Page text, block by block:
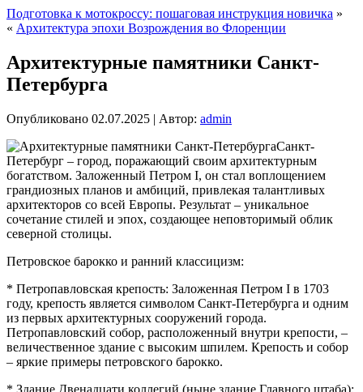
Подготовка к мотокроссу: пошаговая инструкция новичка »
« Архитектура эпохи Возрождения во Флоренции
Архитектурные памятники Санкт-
Петербурга
Опубликовано 02.07.2025 | Автор: admin
Санкт-
Петербург – город, поражающий своим архитектурным
богатством. Заложенный Петром I, он стал воплощением
грандиозных планов и амбиций, привлекая талантливых
архитекторов со всей Европы. Результат – уникальное
сочетание стилей и эпох, создающее неповторимый облик
северной столицы.
Петровское барокко и ранний классицизм:
* Петропавловская крепость: Заложенная Петром I в 1703
году, крепость является символом Санкт-Петербурга и одним
из первых архитектурных сооружений города.
Петропавловский собор, расположенный внутри крепости, –
величественное здание с высоким шпилем. Крепость и собор
– яркие примеры петровского барокко.
* Здание Двенадцати коллегий (ныне здание Главного штаба):